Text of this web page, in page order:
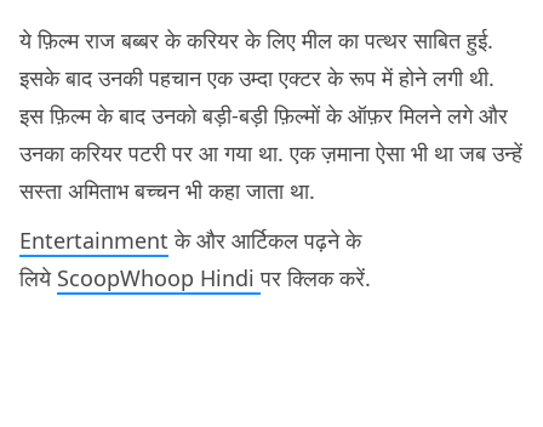
ये फ़िल्म राज बब्बर के करियर के लिए मील का पत्थर साबित हुई.
इसके बाद उनकी पहचान एक उम्दा एक्टर के रूप में होने लगी थी.
इस फ़िल्म के बाद उनको बड़ी-बड़ी फ़िल्मों के ऑफ़र मिलने लगे और
उनका करियर पटरी पर आ गया था. एक ज़माना ऐसा भी था जब उन्हें
सस्ता अमिताभ बच्चन भी कहा जाता था.
Entertainment के और आर्टिकल पढ़ने के
लिये ScoopWhoop Hindiपर क्लिक करें.